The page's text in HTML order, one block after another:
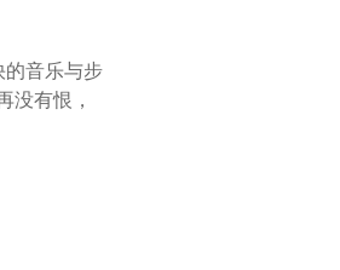
的音乐与步
没有恨，